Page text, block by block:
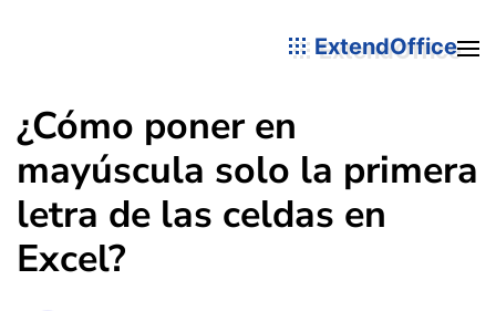
ExtendOffice
¿Cómo poner en
mayúscula solo la primera
letra de las celdas en
Excel?